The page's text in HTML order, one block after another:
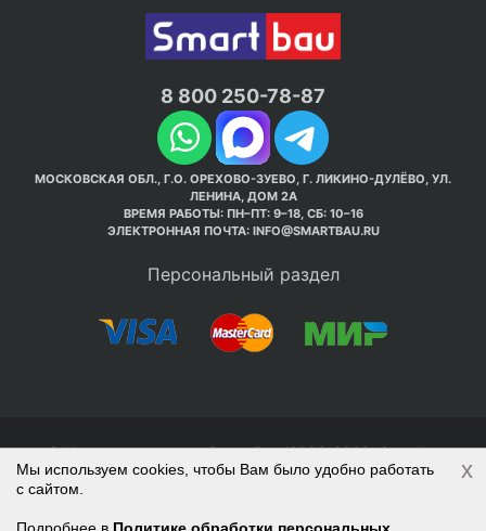
8 800 250-78-87
МОСКОВСКАЯ ОБЛ., Г.О. ОРЕХОВО-ЗУЕВО, Г. ЛИКИНО-ДУЛЁВО, УЛ.
ЛЕНИНА, ДОМ 2А
ВРЕМЯ РАБОТЫ: ПН–ПТ: 9–18, СБ: 10–16
ЭЛЕКТРОННАЯ ПОЧТА: INFO@SMARTBAU.RU
Персональный раздел
© Интернет-магазин Smart Bau ’2003-2026. Стройте
правильно с 1-го раза.
Политика обработки персональных данных
Наверх
Войти Регистрация
Мы используем cookies, чтобы Вам было удобно работать
с сайтом.
x